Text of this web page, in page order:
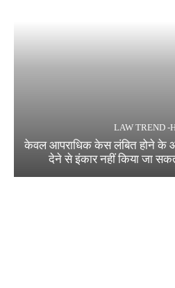
LAW TREND -
केवल आपराधिक केस लंबित होने के
देने से इंकार नहीं किया जा